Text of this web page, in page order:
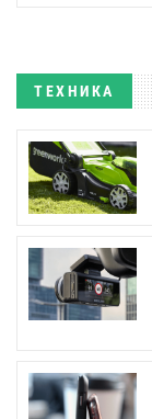
ТЕХНИКА